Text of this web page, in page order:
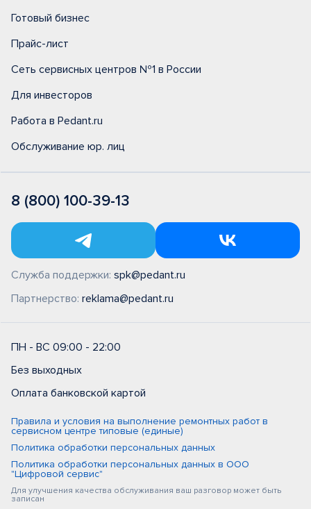
Готовый бизнес
Прайс-лист
Сеть сервисных центров №1 в России
Для инвесторов
Работа в Pedant.ru
Обслуживание юр. лиц
8 (800) 100-39-13
Служба поддержки: spk@pedant.ru
Партнерство: reklama@pedant.ru
ПН - ВС 09:00 - 22:00
Без выходных
Оплата банковской картой
Правила и условия на выполнение ремонтных работ в
сервисном центре типовые (единые)
Политика обработки персональных данных
Политика обработки персональных данных в ООО
"Цифровой сервис"
Для улучшения качества обслуживания ваш разговор может быть
записан